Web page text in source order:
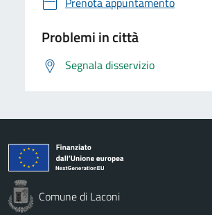
Problemi in città
Segnala disservizio
Comune di Laconi